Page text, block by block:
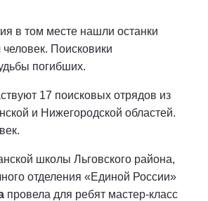
в том месте нашли останки
Поисковики
погибших.
17 поисковых отрядов из
и Нижегородской областей.
школы Льговского района,
отделения «Единой России»
провела для ребят мастер-класс